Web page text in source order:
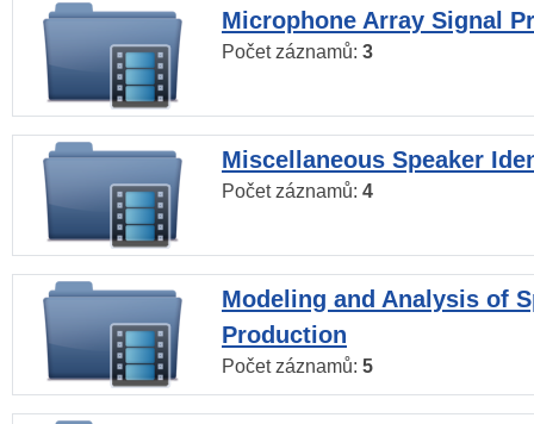
Microphone Array Signal
Počet záznamů: 3
Miscellaneous Speaker
Počet záznamů: 4
Modeling and Analysis of
Production
Počet záznamů: 5